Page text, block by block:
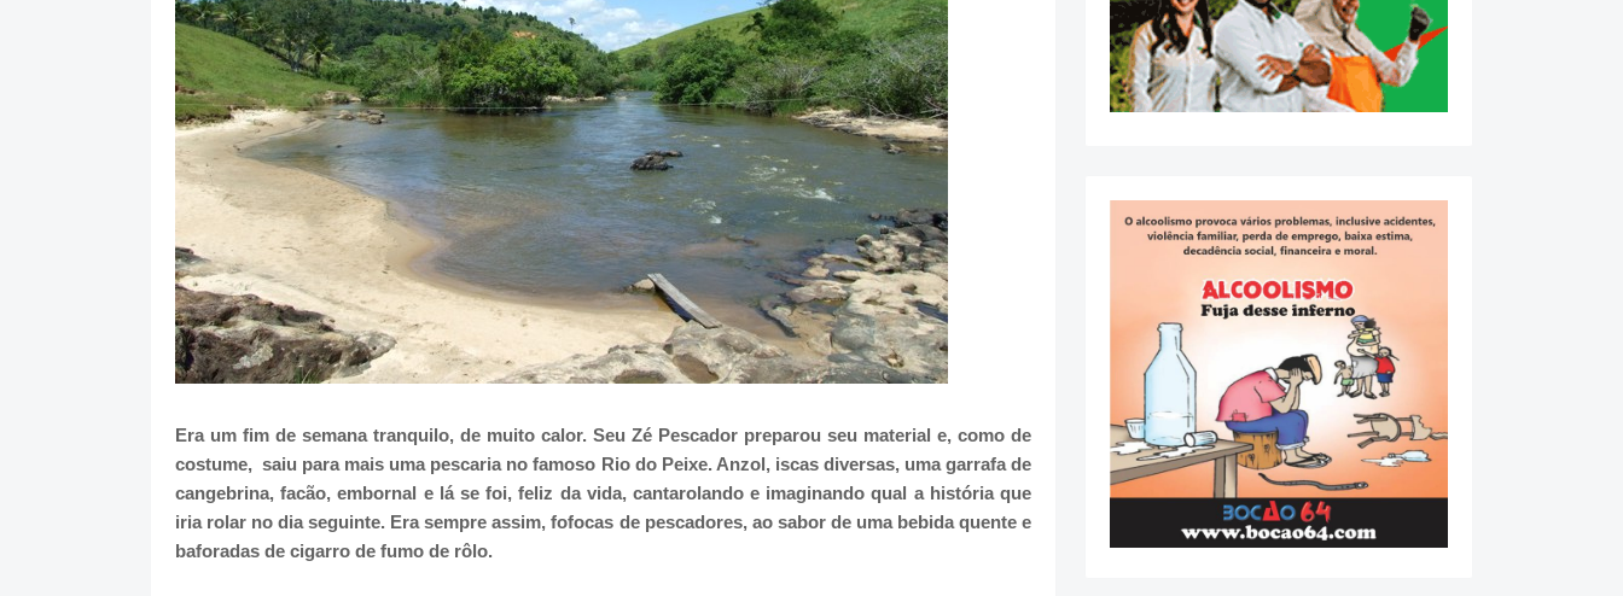
Era um fim de semana tranquilo, de muito calor. Seu Zé Pescador preparou seu material e, como de
costume, saiu para mais uma pescaria no famoso Rio do Peixe. Anzol, iscas diversas, uma garrafa de
cangebrina, facão, embornal e lá se foi, feliz da vida, cantarolando e imaginando qual a história que
iria rolar no dia seguinte. Era sempre assim, fofocas de pescadores, ao sabor de uma bebida quente e
baforadas de cigarro de fumo de rôlo.